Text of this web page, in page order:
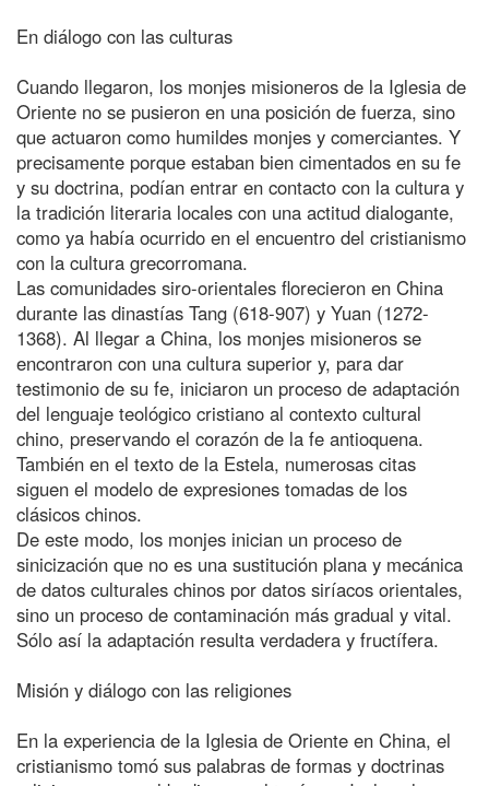
En diálogo con las culturas
Cuando llegaron, los monjes misioneros de la Iglesia de
Oriente no se pusieron en una posición de fuerza, sino
que actuaron como humildes monjes y comerciantes. Y
precisamente porque estaban bien cimentados en su fe
y su doctrina, podían entrar en contacto con la cultura y
la tradición literaria locales con una actitud dialogante,
como ya había ocurrido en el encuentro del cristianismo
con la cultura grecorromana.
Las comunidades siro-orientales florecieron en China
durante las dinastías Tang (618-907) y Yuan (1272-
1368). Al llegar a China, los monjes misioneros se
encontraron con una cultura superior y, para dar
testimonio de su fe, iniciaron un proceso de adaptación
del lenguaje teológico cristiano al contexto cultural
chino, preservando el corazón de la fe antioquena.
También en el texto de la Estela, numerosas citas
siguen el modelo de expresiones tomadas de los
clásicos chinos.
De este modo, los monjes inician un proceso de
sinicización que no es una sustitución plana y mecánica
de datos culturales chinos por datos siríacos orientales,
sino un proceso de contaminación más gradual y vital.
Sólo así la adaptación resulta verdadera y fructífera.
Misión y diálogo con las religiones
En la experiencia de la Iglesia de Oriente en China, el
cristianismo tomó sus palabras de formas y doctrinas